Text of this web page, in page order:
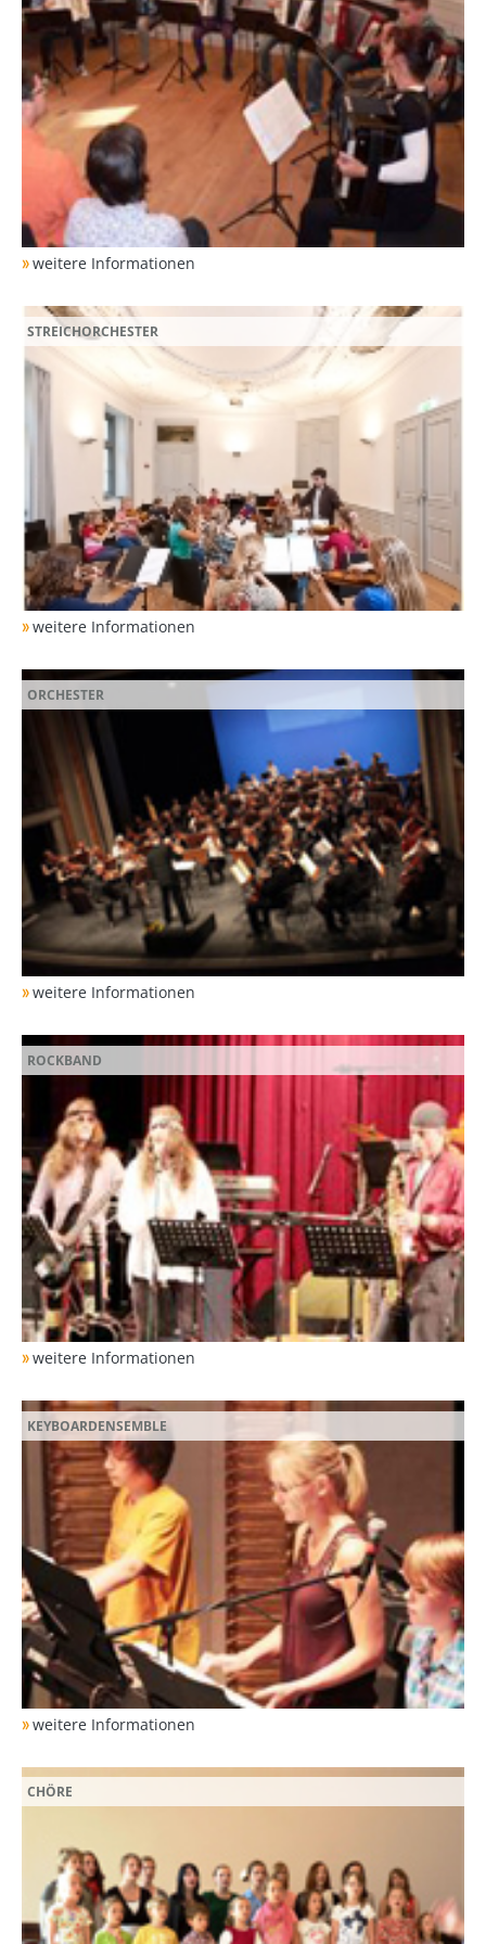
weitere Informationen
STREICHORCHESTER
weitere Informationen
ORCHESTER
weitere Informationen
ROCKBAND
weitere Informationen
KEYBOARDENSEMBLE
weitere Informationen
CHÖRE